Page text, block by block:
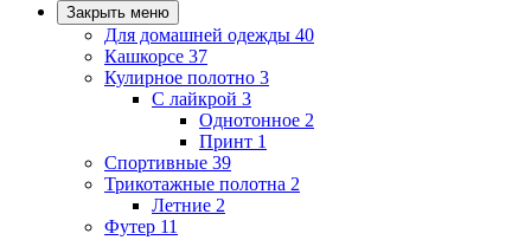
Закрыть меню
Для домашней одежды 40
Кашкорсе 37
Кулирное полотно 3
С лайкрой 3
Однотонное 2
Принт 1
Спортивные 39
Трикотажные полотна 2
Летние 2
Футер 11